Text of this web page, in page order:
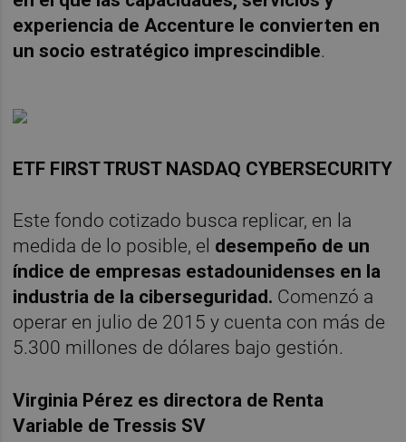
experiencia de Accenture le convierten en
un socio estratégico imprescindible.
ETF FIRST TRUST NASDAQ CYBERSECURITY
Este fondo cotizado busca replicar, en la
medida de lo posible, el desempeño de un
índice de empresas estadounidenses en la
industria de la ciberseguridad. Comenzó a
operar en julio de 2015 y cuenta con más de
5.300 millones de dólares bajo gestión.
Virginia Pérez es directora de Renta
Variable de Tressis SV